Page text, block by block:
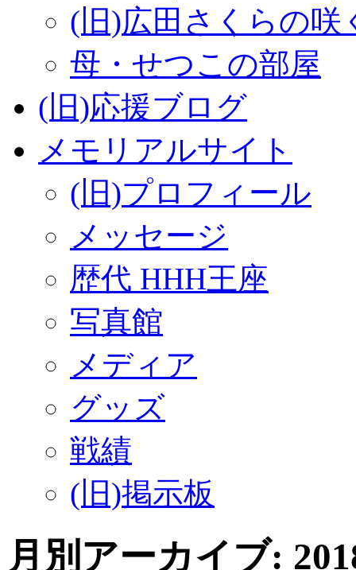
(旧)広田さくらの咲
母・せつこの部屋
(旧)応援ブログ
メモリアルサイト
(旧)プロフィール
メッセージ
歴代 HHH王座
写真館
メディア
グッズ
戦績
(旧)掲示板
月別アーカイブ: